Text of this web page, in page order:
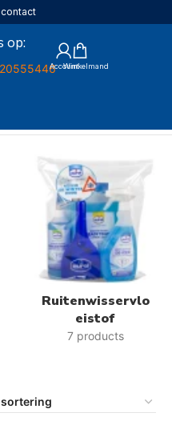
contact
op:
467 resultaten wordt getoond
Ruitenwisservlo
Eistof
7 products